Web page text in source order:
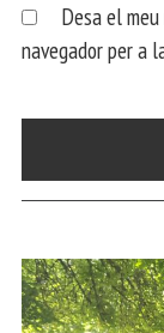
Desa el
navegador per a